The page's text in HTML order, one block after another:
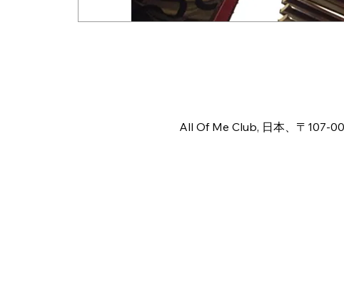
All Of Me Club, 日本、〒107-